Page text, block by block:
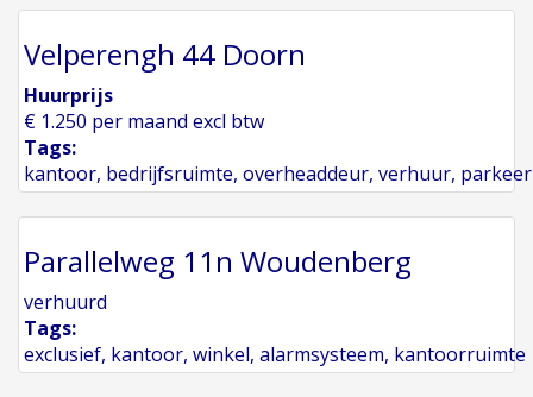
Velperengh 44 Doorn
Huurprijs
€ 1.250 per maand excl btw
Tags:
kantoor, bedrijfsruimte, overheaddeur, verhuur,
Parallelweg 11n Woudenberg
verhuurd
Tags:
exclusief, kantoor, winkel, alarmsysteem, kantoorruimte